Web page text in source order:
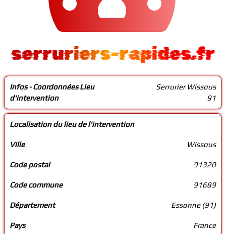
serruriers-rapides.fr
Infos - Coordonnées Lieu
d'intervention
Serrurier Wissous
91
Localisation du lieu de l'intervention
Ville Wissous
Code postal 91320
Code commune 91689
Département Essonne (91)
Pays France